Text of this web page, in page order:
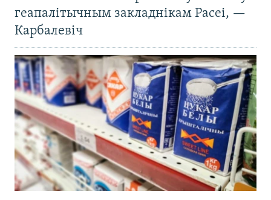
геапалітычным закладнікам Расеі, —
Карбалевіч